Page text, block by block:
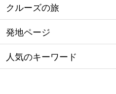
クルーズの旅
発地ページ
人気のキーワード